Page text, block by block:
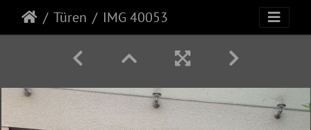
Türen IMG 40053